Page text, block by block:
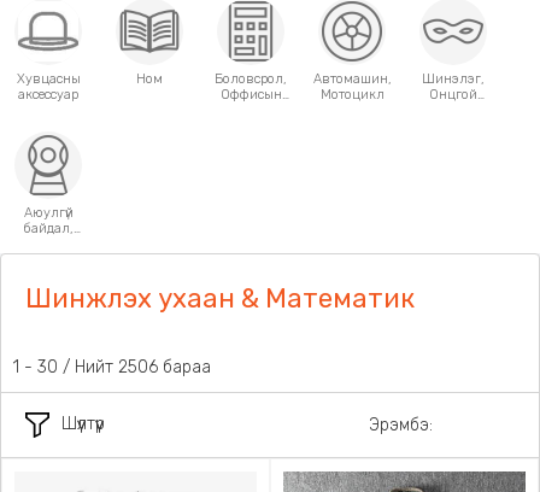
Хувцасны
аксессуар
Ном
Боловсрол,
Оффисын
Автомашин,
Мотоцикл
Шинэлэг,
Онцгой
Аюулгүй
байдал,
Шинжлэх ухаан & Математик
Шүүлтүүр
1 - 30 / Нийт 2506 бараа
Эрэмбэ: